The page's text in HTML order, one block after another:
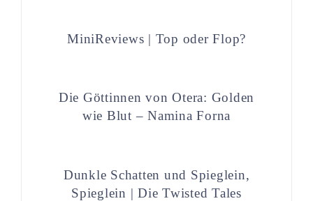
MiniReviews | Top oder Flop?
Die Göttinnen von Otera: Golden
wie Blut – Namina Forna
Dunkle Schatten und Spieglein,
Spieglein | Die Twisted Tales